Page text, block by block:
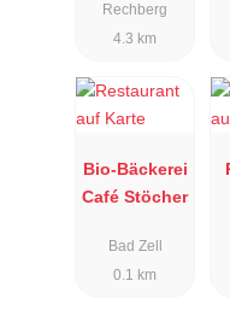
Rechberg
4.3 km
Bio-Bäckerei
Café Stöcher
Bad Zell
0.1 km